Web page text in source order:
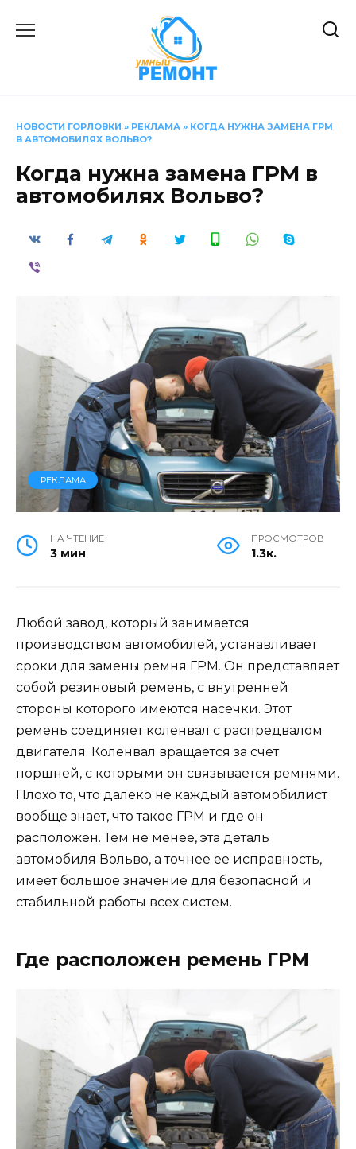
НОВОСТИ ГОРЛОВКИ » РЕКЛАМА » КОГДА НУЖНА ЗАМЕНА ГРМ
В АВТОМОБИЛЯХ ВОЛЬВО?
Когда нужна замена ГРМ в
автомобилях Вольво?
РЕКЛАМА
НА ЧТЕНИЕ
3 мин
ПРОСМОТРОВ
1.3к.
Любой завод, который занимается
производством автомобилей, устанавливает
сроки для замены ремня ГРМ. Он представляет
собой резиновый ремень, с внутренней
стороны которого имеются насечки. Этот
ремень соединяет коленвал с распредвалом
двигателя. Коленвал вращается за счет
поршней, с которыми он связывается ремнями.
Плохо то, что далеко не каждый автомобилист
вообще знает, что такое ГРМ и где он
расположен. Тем не менее, эта деталь
автомобиля Вольво, а точнее ее исправность,
имеет большое значение для безопасной и
стабильной работы всех систем.
Где расположен ремень ГРМ